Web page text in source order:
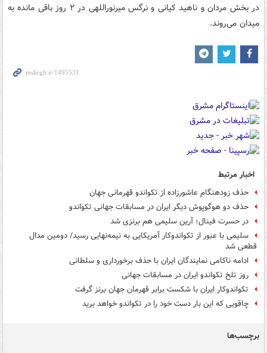
در بخش مردان و ناهید کیانی و نرگس میرنوراللهی‌ در ۲ روز باقی مانده به
میدان می‌روند.
اخبار مرتبط
حذف زودهنگام عاشورزاده از تکواندو قهرمانی جهان
حذف دو هوگوپوش دیگر ایران در مسابقات جهانی تکواندو
در حسرت فینال؛ آرین سلیمی هم برنزی شد
سلیمی با عبور از تکواندوکار آمریکایی به نیمه‌نهایی رسید/ دومین مدال
قطعی شد
ادامه ناکامی نمایندگان ایران با حذف برخورداری و سلطانی
روز تلخ تکواندو ایران در مسابقات جهانی
تکواندوکار ایران با شکست برابر قهرمان جهان برنز گرفت
چاقویی که این بار دست خود را در تکواندو خواهد برید
برچسب‌ها